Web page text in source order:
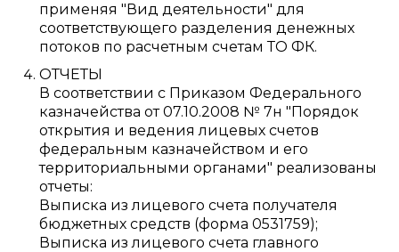
применяя "Вид деятельности" для
соответствующего разделения денежных
потоков по расчетным счетам ТО ФК.
ОТЧЕТЫ
В соответствии с Приказом Федерального
казначейства от 07.10.2008 № 7н "Порядок
открытия и ведения лицевых счетов
федеральным казначейством и его
территориальными органами" реализованы
отчеты:
Выписка из лицевого счета получателя
бюджетных средств (форма 0531759);
Выписка из лицевого счета главного